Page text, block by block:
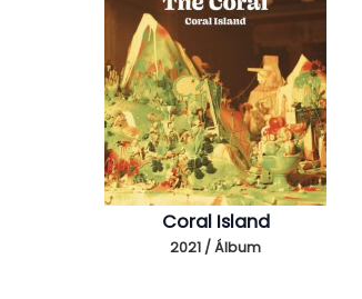
Coral Island
2021 / Álbum